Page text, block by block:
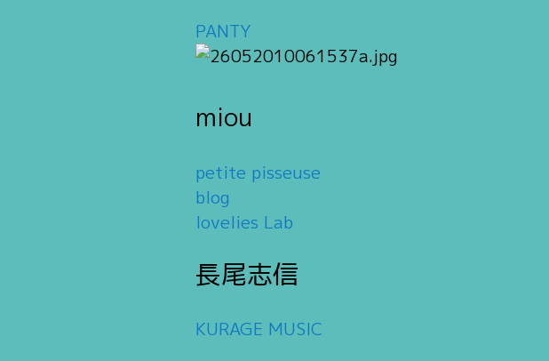
PANTY
miou
petite pisseuse
blog
lovelies Lab
長尾志信
KURAGE MUSIC